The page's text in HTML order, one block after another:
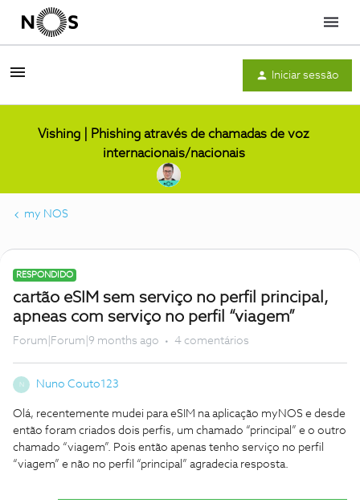
Menu
Iniciar sessão
Vishing | Phishing através de chamadas de voz
internacionais/nacionais
my NOS
RESPONDIDO
cartão eSIM sem serviço no perfil principal,
apneas com serviço no perfil “viagem”
Forum|Forum|9 months ago 4 comentários
N Nuno Couto123
Olá, recentemente mudei para eSIM na aplicação myNOS e desde
então foram criados dois perfis, um chamado “principal” e o outro
chamado “viagem”. Pois então apenas tenho serviço no perfil
“viagem” e não no perfil “principal” agradecia resposta.